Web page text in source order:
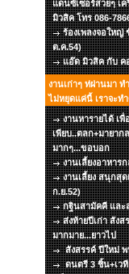
แดนซ์เซอร์สวยๆ เ
มิวสิค โทร 086-
ร้องเพลงจอใหญ่
ต.ค.54)
แอ๊ด มิวสิค กับ ค
งานเก่าๆ ท่ผ่านมา
ไม่หยุดแค่นี้ เราจะท
งานหารายได้ เ
เพียบ..ตลก+มายา
มากๆ...ขอบอก
งานเลี้ยงอาหาร
งานเลี้ยง สนุกสุ
ก.ย.52)
กฐินสามัคคี และ
ส่งท้ายปีเก่า สัง
มากมาย...ยาวไป
สังสรรค์ ปีใหม่
ดนตรี 3 ชิ้น+เว